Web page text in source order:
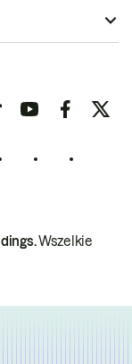
Wszelkie